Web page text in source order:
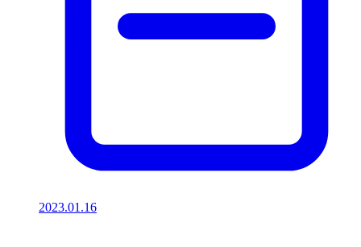
2023.01.16